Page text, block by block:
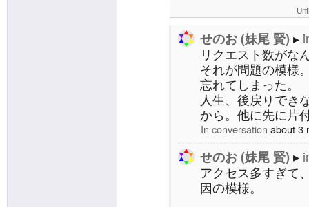
せのお (妹尾 賢)
リクエスト数がな
それが問題の模様
忘れてしまった。
人生、後戻りでき
から。他に先に片
In conversation about 3
せのお (妹尾 賢)
アクセス多すぎて
因の模様。